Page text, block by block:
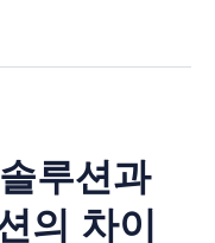
루션과
의 차이